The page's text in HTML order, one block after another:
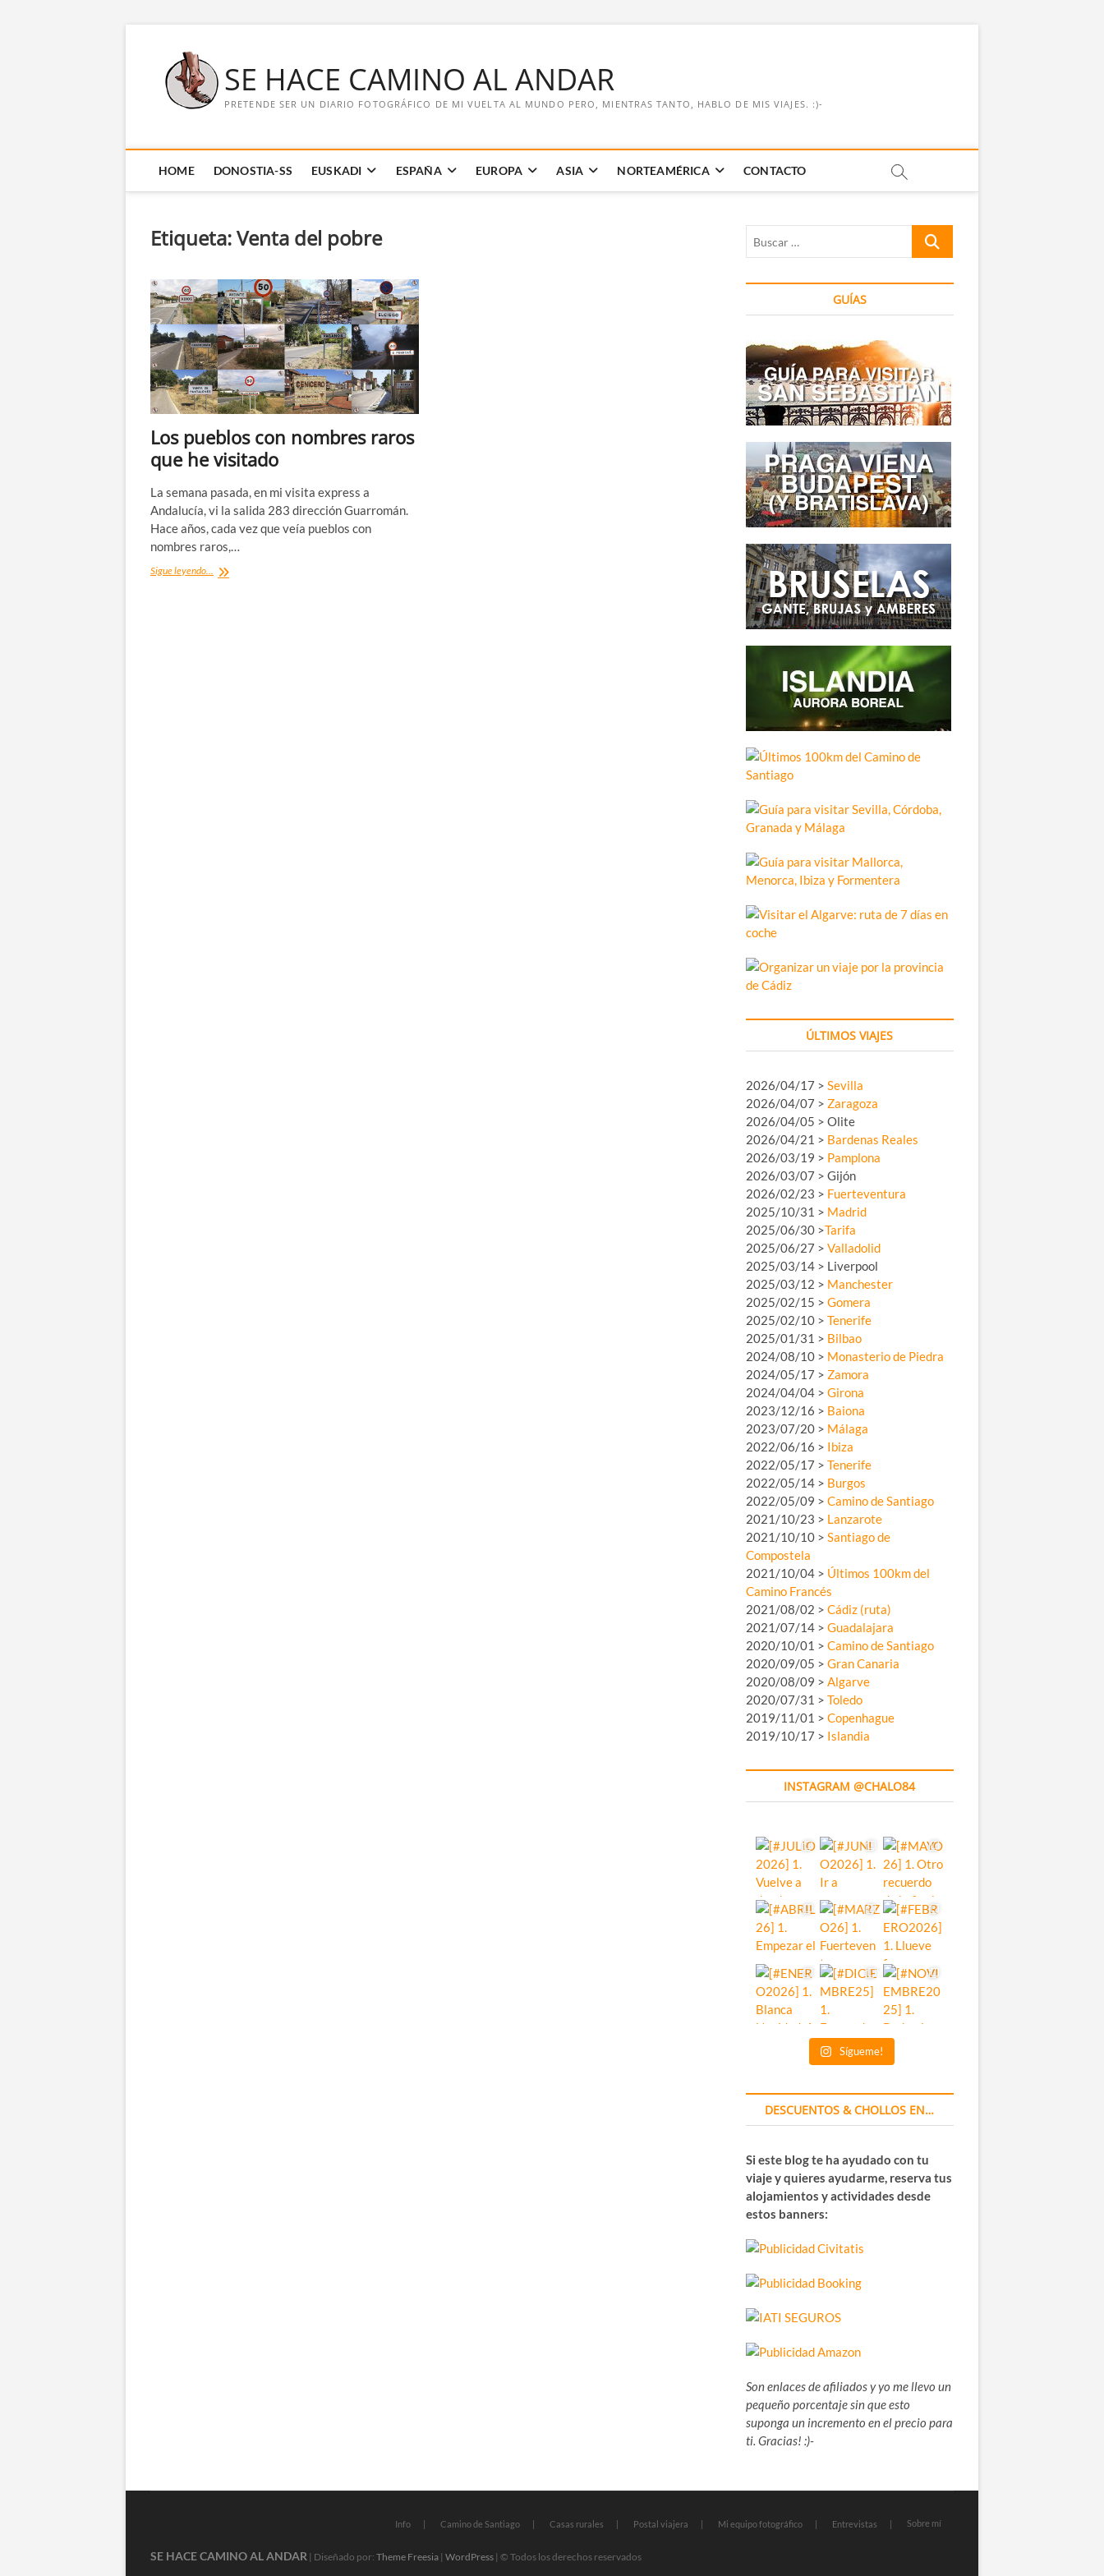
contenido
SE HACE CAMINO AL ANDAR
PRETENDE SER UN DIARIO FOTOGRÁFICO DE MI VUELTA AL MUNDO PERO, MIENTRAS TANTO, HABLO DE MIS VIAJES. :)-
HOME DONOSTIA-SS EUSKADI ESPAÑA EUROPA ASIA NORTEAMÉRICA CONTACTO
Etiqueta:Venta del pobre
Los pueblos con nombres raros
que he visitado
La semana pasada, en mi visita express a
Andalucía, vi la salida 283 dirección Guarromán.
Hace años, cada vez que veía pueblos con
nombres raros,…
Sigue leyendo...
Los
Buscar
GUÍAS
ÚLTIMOS VIAJES
2026/04/17 > Sevilla
2026/04/07 > Zaragoza
2026/04/05 > Olite
2026/04/21 > Bardenas Reales
2026/03/19 > Pamplona
2026/03/07 > Gijón
2026/02/23 > Fuerteventura
2025/10/31 > Madrid
2025/06/30 >Tarifa
2025/06/27 > Valladolid
2025/03/14 > Liverpool
2025/03/12 > Manchester
2025/02/15 > Gomera
2025/02/10 > Tenerife
2025/01/31 > Bilbao
2024/08/10 > Monasterio de Piedra
2024/05/17 > Zamora
2024/04/04 > Girona
2023/12/16 > Baiona
2023/07/20 > Málaga
2022/06/16 > Ibiza
2022/05/17 > Tenerife
2022/05/14 > Burgos
2022/05/09 > Camino de Santiago
2021/10/23 > Lanzarote
2021/10/10 > Santiago de
Compostela
2021/10/04 > Últimos 100km del
Camino Francés
2021/08/02 > Cádiz (ruta)
2021/07/14 > Guadalajara
2020/10/01 > Camino de Santiago
2020/09/05 > Gran Canaria
2020/08/09 > Algarve
2020/07/31 > Toledo
2019/11/01 > Copenhague
2019/10/17 > Islandia
INSTAGRAM @CHALO84
Sígueme!
DESCUENTOS & CHOLLOS EN…
Si este blog te ha ayudado con tu
viaje y quieres ayudarme, reserva tus
alojamientos y actividades desde
estos banners:
Son enlaces de afiliados y yo me llevo un
pequeño porcentaje sin que esto
suponga un incremento en el precio para
ti. Gracias! :)-
Info Camino de Santiago Casas rurales Postal viajera Mi equipo fotográfico Entrevistas Sobre mí
SE HACE CAMINO AL ANDAR | Diseñado por: Theme Freesia | WordPress | © Todos los derechos reservados